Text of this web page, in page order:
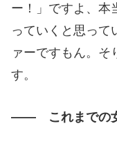
ー！」ですよ、本
っていくと思って
ァーですもん。そ
す。
—— これまでの女